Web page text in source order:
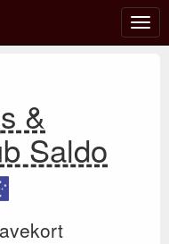
Slå
&
Saldo